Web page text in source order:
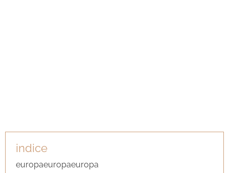
indice
europaeuropaeuropa
English